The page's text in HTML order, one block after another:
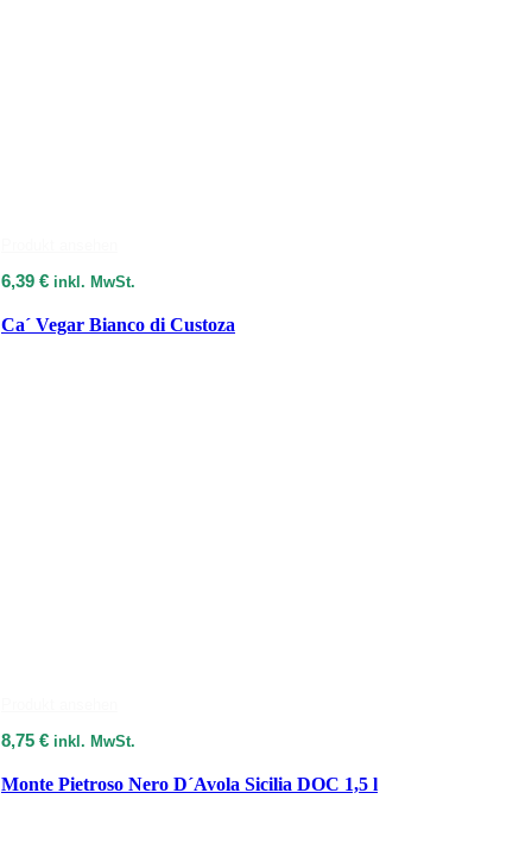
6,39 € inkl. MwSt.
Ca´ Vegar Bianco di Custoza
8,75 € inkl. MwSt.
Monte Pietroso Nero D´Avola Sicilia DOC 1,5 l